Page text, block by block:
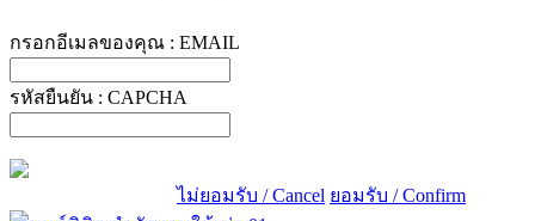
กรอกอีเมลของคุณ : EMAIL
รหัสยืนยัน : CAPCHA
ไม่ยอมรับ / Cancel ยอมรับ / Confirm